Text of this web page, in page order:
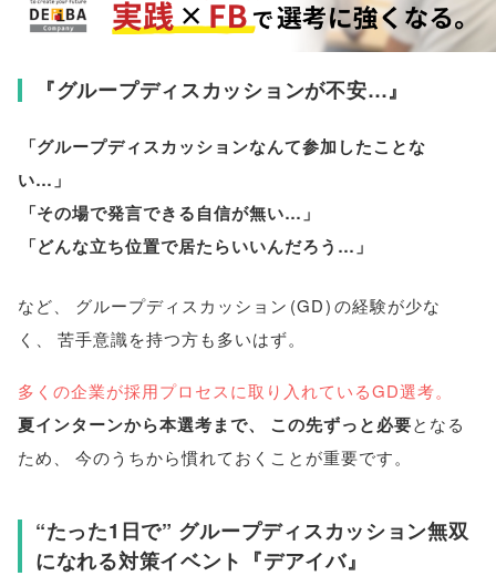
『グループディスカッションが不安…』
「グループディスカッションなんて参加したことな
い… 」
「その場で発言できる自信が無い… 」
「どんな立ち位置で居たらいいんだろう… 」
など、 グループディスカッション (GD)の経験が少な
く 、 苦手意識を持つ方も多いはず。
多くの企業が採用プロセスに取り入れているGD選考。
夏インターンから本選考まで、 この先ずっと必要となる
ため、 今のうちから慣れておくことが重要です。
“たった1日で” グループディスカッション無双
になれる対策イベント『デアイバ』